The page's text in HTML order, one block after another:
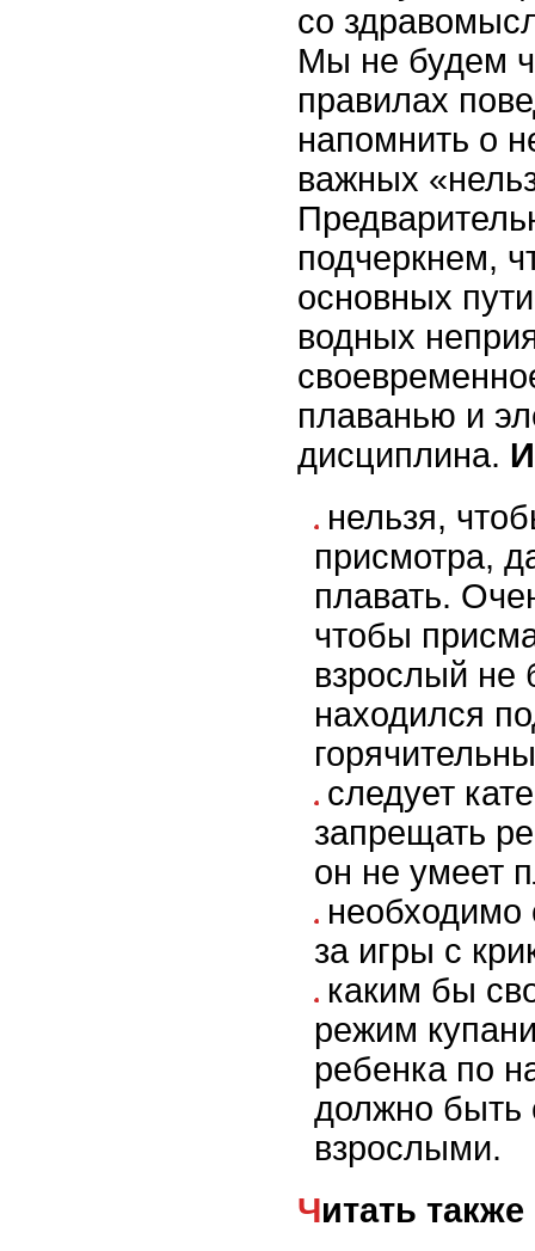
со
Мы не будем
правилах
напомнить о
важных
подчеркнем,
основных
водных
плаванью и
дисциплина.
нельзя,
присмотра,
плавать.
чтобы
взрослый не
находился
следует
запрещать
он не умеет
необходимо
за игры с
каким бы
режим
ребенка по
должно быть
взрослыми.
Читать также